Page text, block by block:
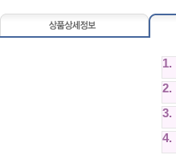
1.
2.
3.
4.